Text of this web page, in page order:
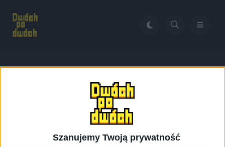
Szanujemy Twoją prywatność
Galaxy Alpha w FCC
Galaxy Alpha w FCC